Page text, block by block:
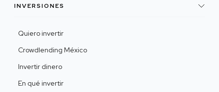
INVERSIONES
Quiero invertir
Crowdlending México
Invertir dinero
En qué invertir